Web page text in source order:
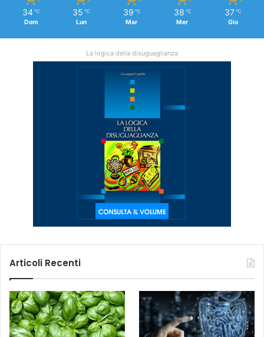
34 ℃
Dom
35 ℃
Lun
39 ℃
Mar
38 ℃
Mer
37 ℃
Gio
La logica della disuguaglianza
Articoli Recenti